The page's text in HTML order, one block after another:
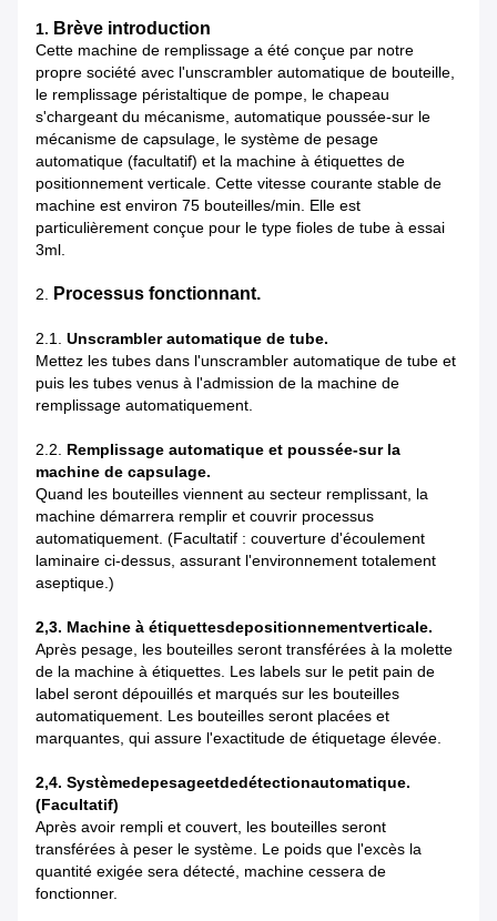
1. Brève introduction
Cette machine de remplissage a été conçue par notre
propre société avec l'unscrambler automatique de bouteille,
le remplissage péristaltique de pompe, le chapeau
s'chargeant du mécanisme, automatique poussée-sur le
mécanisme de capsulage, le système de pesage
automatique (facultatif) et la machine à étiquettes de
positionnement verticale. Cette vitesse courante stable de
machine est environ 75 bouteilles/min. Elle est
particulièrement conçue pour le type fioles de tube à essai
3ml.
2. Processus fonctionnant.
2.1. Unscrambler automatique de tube.
Mettez les tubes dans l'unscrambler automatique de tube et
puis les tubes venus à l'admission de la machine de
remplissage automatiquement.
2.2. Remplissage automatique et poussée-sur la
machine de capsulage.
Quand les bouteilles viennent au secteur remplissant, la
machine démarrera remplir et couvrir processus
automatiquement. (Facultatif : couverture d'écoulement
laminaire ci-dessus, assurant l'environnement totalement
aseptique.)
2,3. Machine à étiquettesdepositionnementverticale.
Après pesage, les bouteilles seront transférées à la molette
de la machine à étiquettes. Les labels sur le petit pain de
label seront dépouillés et marqués sur les bouteilles
automatiquement. Les bouteilles seront placées et
marquantes, qui assure l'exactitude de étiquetage élevée.
2,4. Systèmedepesageetdedétectionautomatique.
(Facultatif)
Après avoir rempli et couvert, les bouteilles seront
transférées à peser le système. Le poids que l'excès la
quantité exigée sera détecté, machine cessera de
fonctionner.